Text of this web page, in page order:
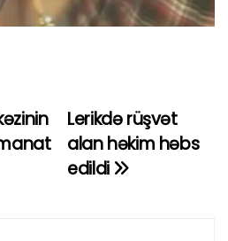
Lerikdə rüşvət
alan həkim həbs
edildi